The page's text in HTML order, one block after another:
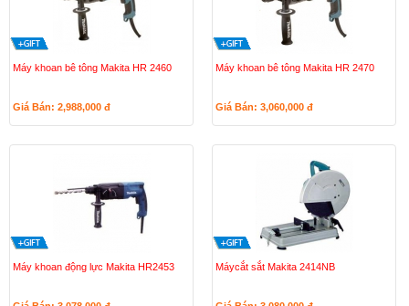
Máy khoan bê tông Makita HR 2460
Giá Bán: 2,988,000 đ
Máy khoan bê tông Makita HR 2470
Giá Bán: 3,060,000 đ
Máy khoan động lực Makita HR2453 Máycắt sắt Makita 2414NB